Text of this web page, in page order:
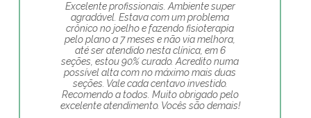
Excelente profissionais. Ambiente super
agradável. Estava com um problema
crônico no joelho e fazendo fisioterapia
pelo plano a 7 meses e não via melhora,
até ser atendido nesta clínica, em 6
seções, estou 90% curado. Acredito numa
possível alta com no máximo mais duas
seções. Vale cada centavo investido.
Recomendo a todos. Muito obrigado pelo
excelente atendimento. Vocês são demais!